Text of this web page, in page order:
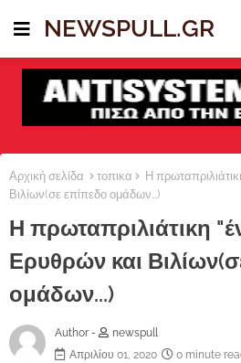
NEWSPULL.GR
Αρχική σελίδα τοπικα
Η
Βιλίων(σε επίπεδο ομάδων...)
Η πρωταπριλιάτικη
Ερυθρών και
ομάδων...)
Author -
newspull
Απριλίου 01, 2020
0 minute